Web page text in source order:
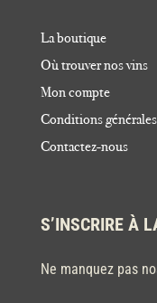
La boutique
Où trouver nos vins
Mon compte
Conditions
Contactez-nous
S’INSCRIRE À
Ne manquez pas